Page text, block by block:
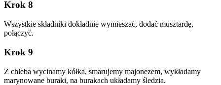
Krok 8
Wszystkie składniki dokładnie wymieszać, dodać musztardę,
połączyć.
Krok 9
Z chleba wycinamy kółka, smarujemy majonezem, wykładamy
marynowane buraki, na burakach układamy śledzia.